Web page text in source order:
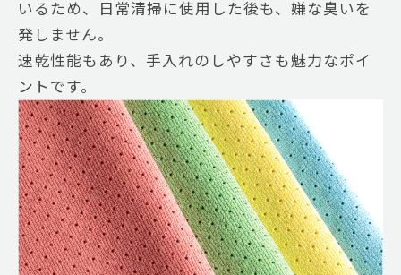
いるため、日常清掃に使用した後も、嫌な臭いを
発しません。
速乾性能もあり、手入れのしやすさも魅力なポイ
ントです。